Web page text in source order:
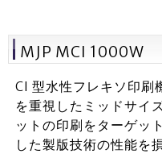
MJP MCI 1000W
CI 型水性フレキソ印刷
を重視したミッドサイ
ットの印刷をターゲッ
した製版技術の性能を